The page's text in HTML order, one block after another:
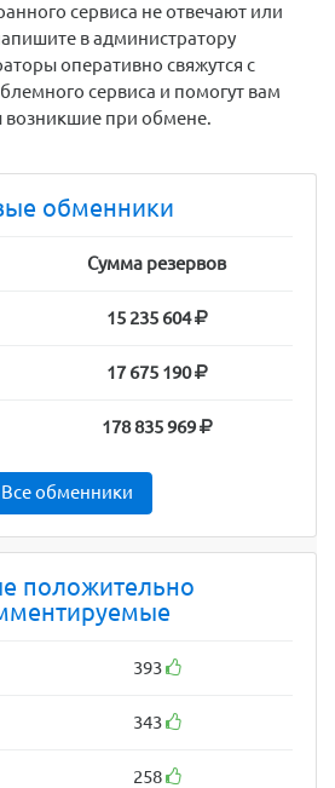
сервиса не отвечают или
в администратору
оперативно свяжутся с
сервиса и помогут вам
при обмене.
обменники
Сумма резервов
15 235 604
17 675 190
178 835 969
Все обменники
положительно
393
343
258